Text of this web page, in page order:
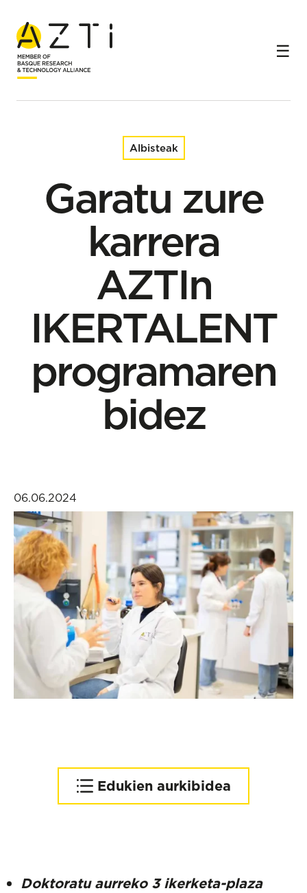
Hasiera Albisteak
Garatu zure karrera AZTIn IKERTALENT programaren
bidez
Albisteak
Garatu zure
karrera
AZTIn
IKERTALENT
programaren
bidez
06.06.2024
Edukien aurkibidea
Doktoratu aurreko 3 ikerketa-plaza